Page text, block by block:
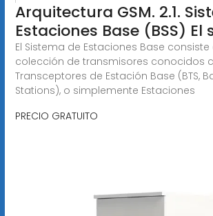
Arquitectura GSM. 2.1.
Estaciones Base (BSS) El
El Sistema de Estaciones Base consiste
colección de transmisores conocidos
Transceptores de Estación Base (BTS,
Stations), o simplemente Estaciones
PRECIO GRATUITO